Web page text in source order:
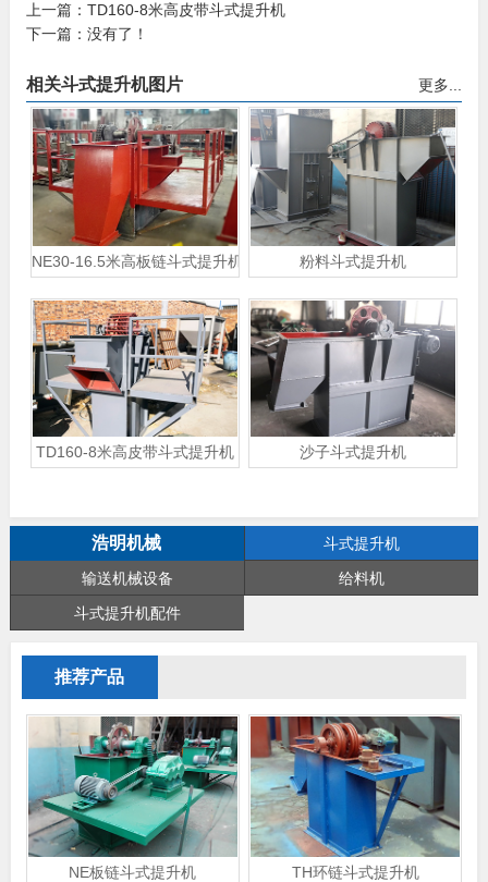
上一篇： TD160-8米高皮带斗式提升机
下一篇：没有了！
相关斗式提升机图片 更多...
NE30-16.5米高板链斗式提升机 粉料斗式提升机
TD160-8米高皮带斗式提升机 沙子斗式提升机
浩明机械
斗式提升机
输送机械设备
给料机
斗式提升机配件
推荐产品
NE板链斗式提升机 TH环链斗式提升机